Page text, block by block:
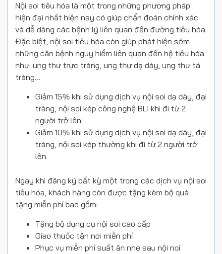
Nội soi tiêu hóa là một trong những phương pháp
hiện đại nhất hiện nay có giúp chẩn đoán chính xác
và dễ dàng các bệnh lý liên quan đến đường tiêu hóa.
Đặc biệt, nội soi tiêu hóa còn giúp phát hiện sớm
những căn bệnh nguy hiểm liên quan đến hệ tiêu hóa
như: ung thư trực tràng, ung thư dạ dày, ung thư tá
tràng…
Giảm 15% khi sử dụng dịch vụ nội soi dạ dày, đại
tràng, nội soi kép công nghệ BLI khi đi từ 2
người trở lên.
Giảm 10% khi sử dụng dịch vụ nội soi dạ dày, đại
tràng, nội soi kép thường khi đi từ 2 người trở
lên.
Ngay khi đăng ký bất kỳ một trong các dịch vụ nội soi
tiêu hóa, khách hàng còn được tặng kèm bộ quà
tặng miễn phí bao gồm:
Tặng bộ dụng cụ nội soi cao cấp
Giao thuốc tận nơi miễn phí
Phục vụ miễn phí suất ăn nhẹ sau nội noi